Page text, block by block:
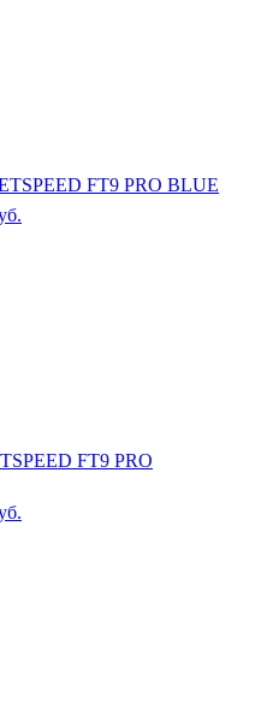
FT9 PRO BLUE
FT9 PRO